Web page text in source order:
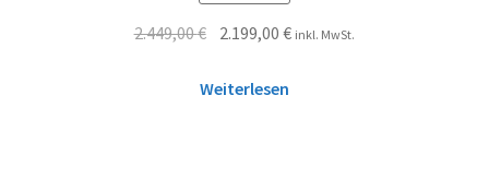
2.449,00€ 2.199,00€ inkl. MwSt.
Weiterlesen